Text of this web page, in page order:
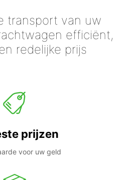
transport van uw
efficiënt,
redelijke prijs
prijzen
voor uw geld